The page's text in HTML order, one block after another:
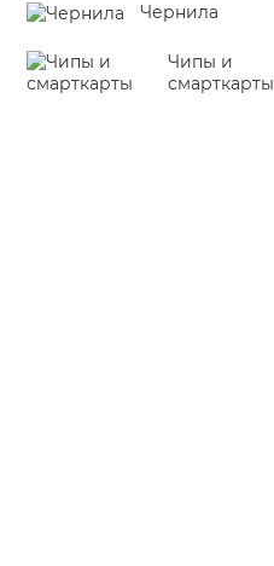
Чернила
Чипы и
смарткарты